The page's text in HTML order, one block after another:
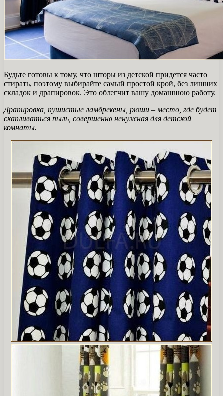
Будьте готовы к тому, что шторы из детской придется часто
стирать, поэтому выбирайте самый простой крой, без лишних
складок и драпировок. Это облегчит вашу домашнюю работу.
Драпировка, пушистые ламбрекены, рюши – место, где будет
скапливаться пыль, совершенно ненужная для детской
комнаты.